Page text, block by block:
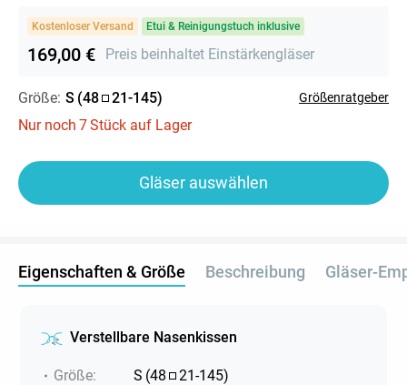
Kostenloser Versand Etui & Reinigungstuch inklusive
169,00 € Preis beinhaltet Einstärkengläser
Größe: S (48 21-145) Größenratgeber
Nur noch 7Stück auf Lager
Gläser auswählen
Eigenschaften & Größe Beschreibung Gläser-
Verstellbare Nasenkissen
Größe: S (48 21-145)